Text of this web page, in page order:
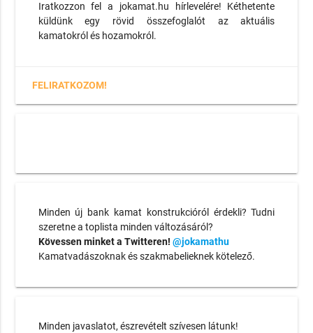
Iratkozzon fel a jokamat.hu hírlevelére! Kéthetente
küldünk egy rövid összefoglalót az aktuális
kamatokról és hozamokról.
FELIRATKOZOM!
Minden új bank kamat konstrukcióról érdekli? Tudni
szeretne a toplista minden változásáról?
Kövessen minket a Twitteren! @jokamathu
Kamatvadászoknak és szakmabelieknek kötelező.
Minden javaslatot, észrevételt szívesen látunk!